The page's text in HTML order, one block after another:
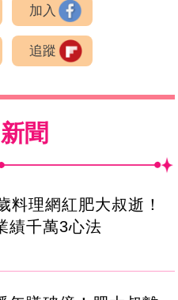
加入
追蹤
聞
料理網紅肥大叔逝！
績千萬3心法